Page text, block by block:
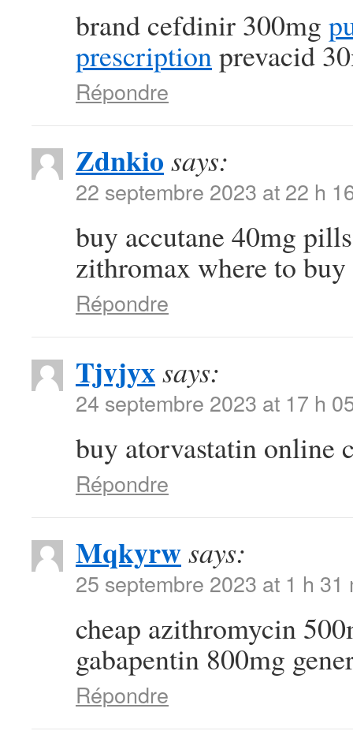
brand cefdinir 300mg
prescriptionprevacid
Répondre
Zdnkio says:
22 septembre 2023 at 22 h
buy accutane 40mg
zithromax where to buy
Répondre
Tjvjyxsays:
24 septembre 2023 at 17 h
buy atorvastatin online
Répondre
Mqkyrwsays:
25 septembre 2023 at 1 h 31
cheap azithromycin
gabapentin 800mg
Répondre